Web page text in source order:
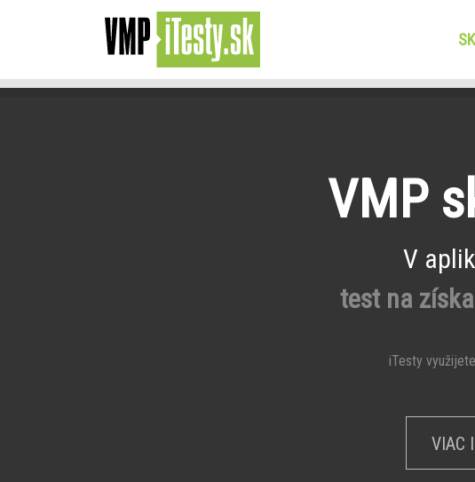
VMP
V
test na
iTesty
VIAC